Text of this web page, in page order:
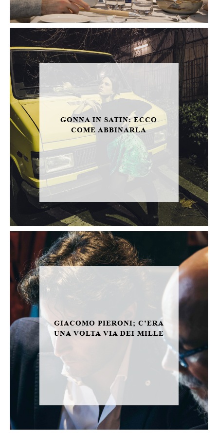
GONNA IN SATIN: ECCO
COME ABBINARLA
GIACOMO PIERONI; C’ERA
UNA VOLTA VIA DEI MILLE